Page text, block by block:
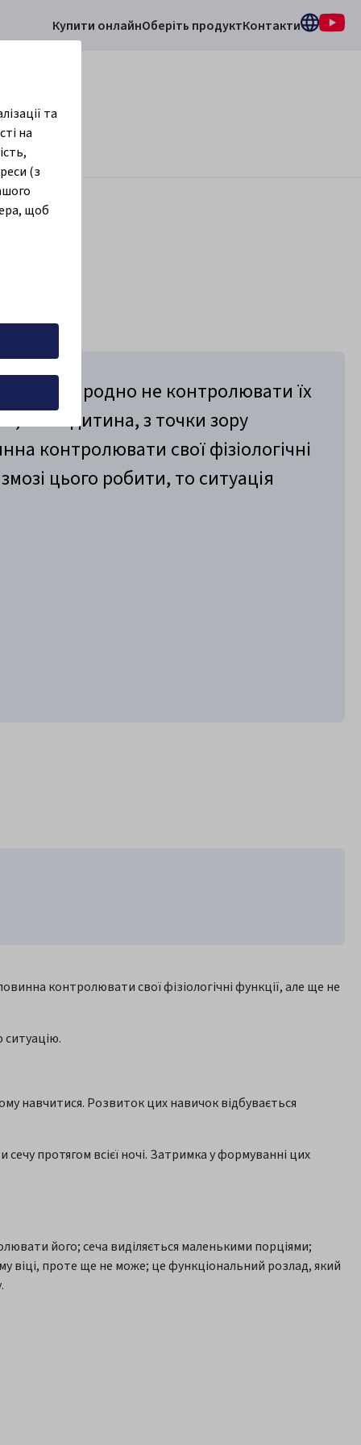
Купити онлайнОберіть продуктКонтакти
дітей природно не контролювати їх
коли дитина, з точки зору
контролювати свої фізіологічні
цього робити, то ситуація
контролювати свої фізіологічні функції, але ще не
навчитися. Розвиток цих навичок відбувається
протягом всієї ночі. Затримка у формуванні цих
його; сеча виділяється маленькими порціями;
віці, проте ще не може; це функціональний розлад, який
та
на
(з
щоб